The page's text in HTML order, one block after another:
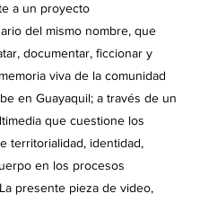
a un proyecto
del mismo nombre, que
documentar, ficcionar y
viva de la comunidad
en Guayaquil; a través de un
que cuestione los
territorialidad, identidad,
en los procesos
presente pieza de video,